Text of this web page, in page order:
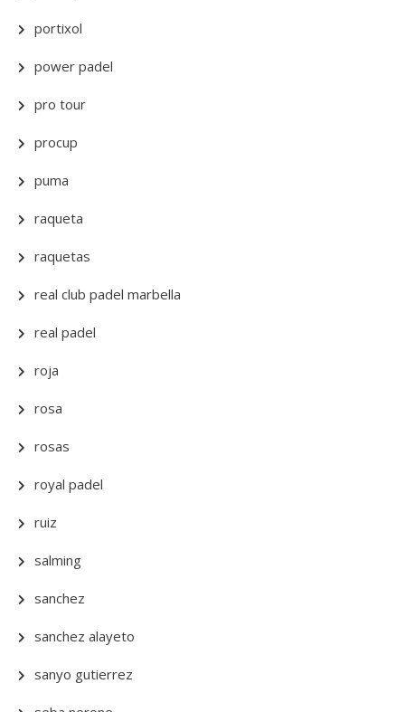
portixol
power padel
pro tour
procup
puma
raqueta
raquetas
real club padel marbella
real padel
roja
rosa
rosas
royal padel
ruiz
salming
sanchez
sanchez alayeto
sanyo gutierrez